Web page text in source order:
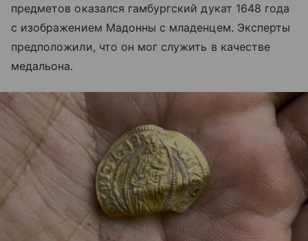
предметов оказался гамбургский дукат 1648 года
с изображением Мадонны с младенцем. Эксперты
предположили, что он мог служить в качестве
медальона.